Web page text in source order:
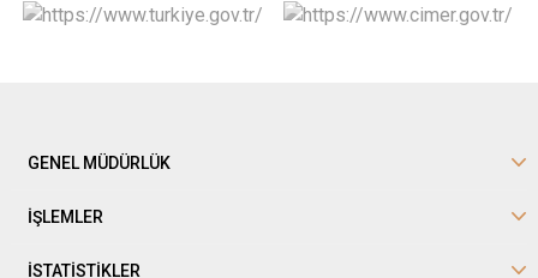
GENEL MÜDÜRLÜK
İŞLEMLER
İSTATİSTİKLER